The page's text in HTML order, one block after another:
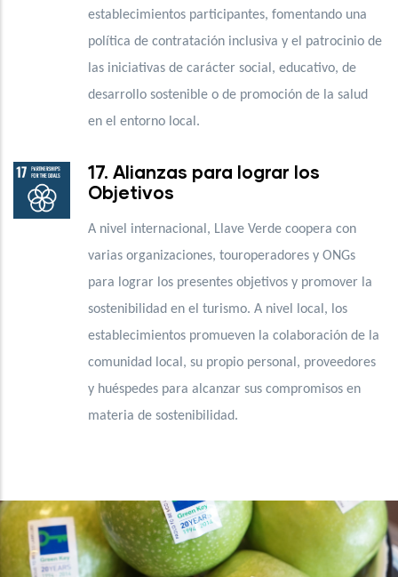
establecimientos participantes, fomentando una
política de contratación inclusiva y el patrocinio de
las iniciativas de carácter social, educativo, de
desarrollo sostenible o de promoción de la salud
en el entorno local.
17. Alianzas para lograr los
Objetivos
A nivel internacional, Llave Verde coopera con
varias organizaciones, touroperadores y ONGs
para lograr los presentes objetivos y promover la
sostenibilidad en el turismo. A nivel local, los
establecimientos promueven la colaboración de la
comunidad local, su propio personal, proveedores
y huéspedes para alcanzar sus compromisos en
materia de sostenibilidad.